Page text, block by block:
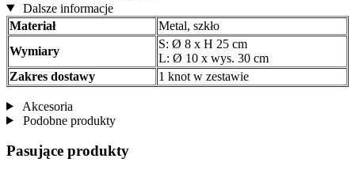
Dalsze informacje
Materiał
Metal, szkło
Wymiary
S: Ø 8 x H 25 cm
L: Ø 10 x wys. 30 cm
Zakres dostawy
1 knot w zestawie
Akcesoria
Podobne produkty
Pasujące produkty